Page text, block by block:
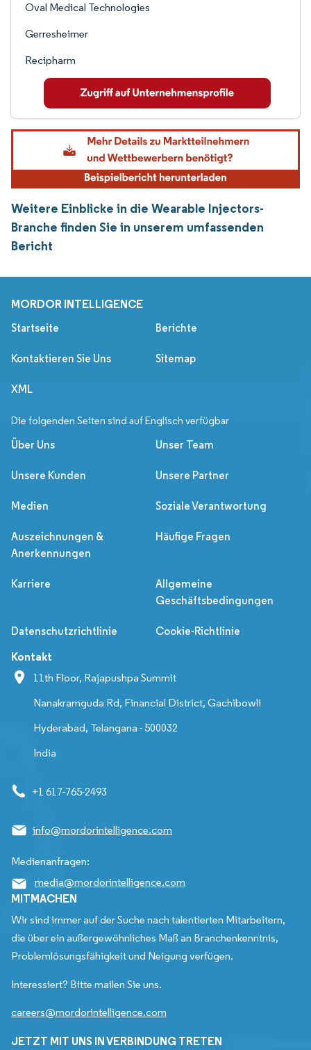
Oval Medical Technologies
Gerresheimer
Recipharm
Weitere Einblicke in die Wearable Injectors-
Branche finden Sie in unserem umfassenden
Bericht
MORDOR INTELLIGENCE
Startseite Berichte
Kontaktieren Sie Uns Sitemap
XML
Die folgenden Seiten sind auf Englisch verfügbar
Über Uns Unser Team
Unsere Kunden Unsere Partner
Medien Soziale Verantwortung
Auszeichnungen &
Anerkennungen
Häufige Fragen
Karriere
Allgemeine
Geschäftsbedingungen
Datenschutzrichtlinie Cookie-Richtlinie
Kontakt
11th Floor, Rajapushpa Summit
Nanakramguda Rd, Financial District, Gachibowli
Hyderabad, Telangana - 500032
India
+1 617-765-2493
info@mordorintelligence.com
Medienanfragen:
media@mordorintelligence.com
MITMACHEN
Wir sind immer auf der Suche nach talentierten Mitarbeitern,
die über ein außergewöhnliches Maß an Branchenkenntnis,
Problemlösungsfähigkeit und Neigung verfügen.
Interessiert? Bitte mailen Sie uns.
careers@mordorintelligence.com
JETZT MIT UNS IN VERBINDUNG TRETEN